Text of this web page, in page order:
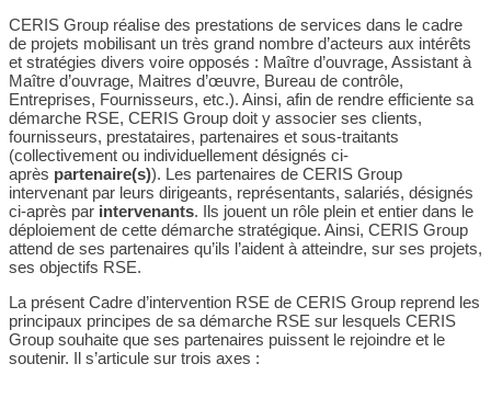
CERIS Group réalise des prestations de services dans le cadre
de projets mobilisant un très grand nombre d’acteurs aux intérêts
et stratégies divers voire opposés : Maître d’ouvrage, Assistant à
Maître d’ouvrage, Maitres d’œuvre, Bureau de contrôle,
Entreprises, Fournisseurs, etc.). Ainsi, afin de rendre efficiente sa
démarche RSE, CERIS Group doit y associer ses clients,
fournisseurs, prestataires, partenaires et sous-traitants
(collectivement ou individuellement désignés ci-
après partenaire(s)). Les partenaires de CERIS Group
intervenant par leurs dirigeants, représentants, salariés, désignés
ci-après par intervenants. Ils jouent un rôle plein et entier dans le
déploiement de cette démarche stratégique. Ainsi, CERIS Group
attend de ses partenaires qu’ils l’aident à atteindre, sur ses projets,
ses objectifs RSE.
La présent Cadre d’intervention RSE de CERIS Group reprend les
principaux principes de sa démarche RSE sur lesquels CERIS
Group souhaite que ses partenaires puissent le rejoindre et le
soutenir. Il s’articule sur trois axes :